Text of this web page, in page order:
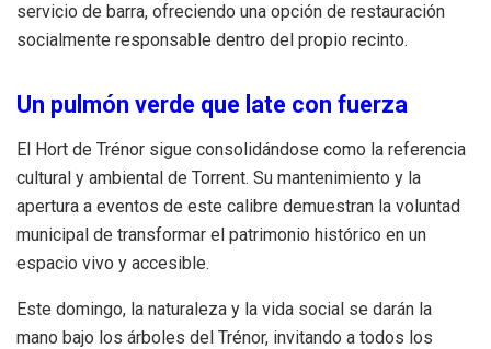
servicio de barra, ofreciendo una opción de restauración
socialmente responsable dentro del propio recinto.
Un pulmón verde que late con fuerza
El Hort de Trénor sigue consolidándose como la referencia
cultural y ambiental de Torrent. Su mantenimiento y la
apertura a eventos de este calibre demuestran la voluntad
municipal de transformar el patrimonio histórico en un
espacio vivo y accesible.
Este domingo, la naturaleza y la vida social se darán la
mano bajo los árboles del Trénor, invitando a todos los